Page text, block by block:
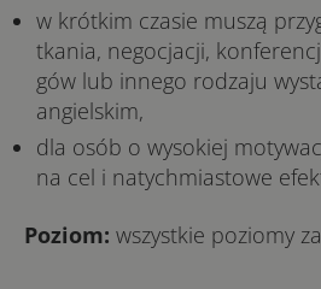
w kró­t­kim cza­­sie mu­­szą
t­ka­­nia, ne­gocja­­cji,
gów lub in­­ne­­go ro­­dza­­ju
angielskim,
dla osób o wy­so­kiej
na cel i natychmia­sto­we
Poziom: wszystkie po­zio­my